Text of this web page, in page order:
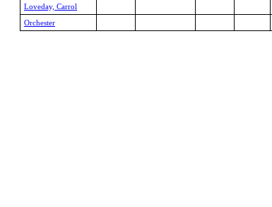
Loveday, Carrol
Orchester